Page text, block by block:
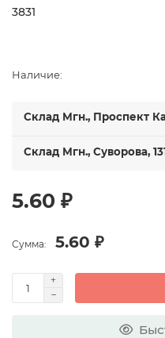
3831
Наличие:
Склад Мгн., Проспект
Склад Мгн., Суворова,
5.60 ₽
Сумма: 5.60 ₽